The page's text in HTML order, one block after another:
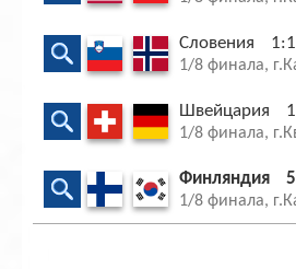
Словения 1:1
1/8 финала,
Швейцария
1/8 финала,
Финляндия 5
1/8 финала,